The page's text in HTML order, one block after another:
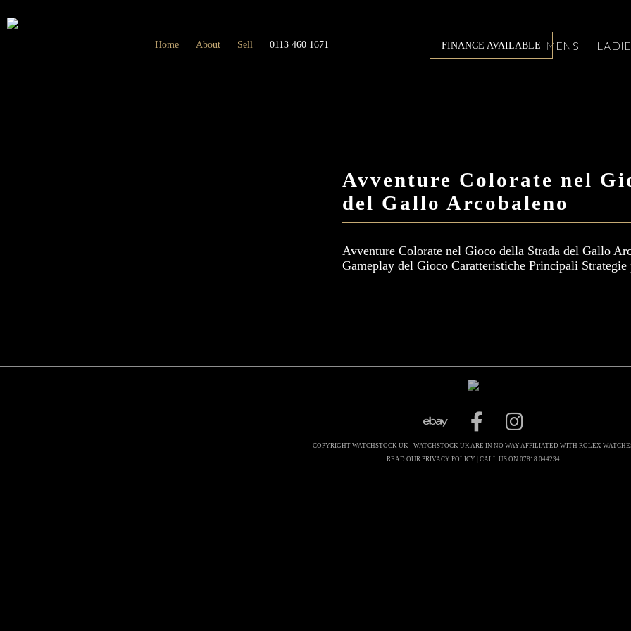
FINANCE AVAILABLE
Home About Sell 0113 460 1671 MENS
Avventure Colorate nel
del Gallo Arcobaleno
Avventure Colorate nel Gioco della Strada del Gallo
Gameplay del Gioco Caratteristiche Principali
COPYRIGHT WATCHSTOCK UK - WATCHSTOCK UK ARE IN NO WAY AFFILIATED WITH ROLEX
READ OUR PRIVACY POLICY | CALL US ON 07818 044234